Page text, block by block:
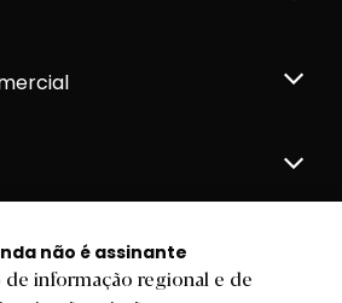
não é assinante
informação regional e de